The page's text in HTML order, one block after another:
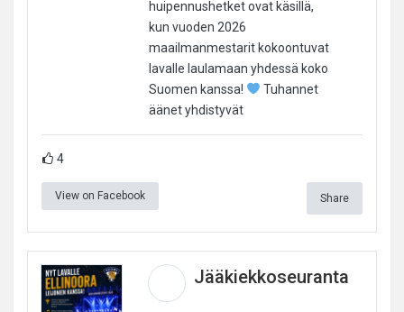
huipennushetket ovat käsillä,
kun vuoden 2026
maailmanmestarit kokoontuvat
lavalle laulamaan yhdessä koko
Suomen kanssa!
Tuhannet
äänet yhdistyvät
4
View on Facebook Share
Jääkiekkoseuranta